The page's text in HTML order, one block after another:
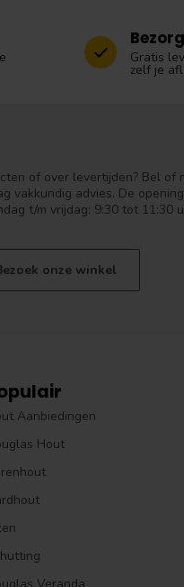
Gratis
zelf je
of over levertijden? Bel of
vakkundig advies. De
t/m vrijdag: 9:30 tot 11:30
onze winkel
Aanbiedingen
Hout